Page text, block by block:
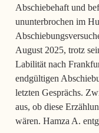
Abschiebehaft und
ununterbrochen im
August 2025, trotz
Labilität nach
endgültigen
letzten Gesprächs.
aus, ob diese
wären. Hamza A.